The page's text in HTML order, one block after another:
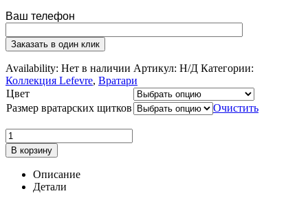
Ваш телефон
Availability: Нет в наличии Артикул: Н/Д Категории:
Коллекция Lefevre, Вратари
Цвет
Размер вратарских щитков
Очистить
В корзину
Описание
Детали